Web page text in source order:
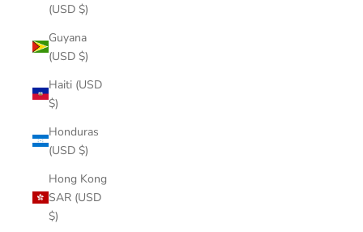
(USD $)
Guyana
(USD $)
Haiti (USD
$)
Honduras
(USD $)
Hong Kong
SAR (USD
$)